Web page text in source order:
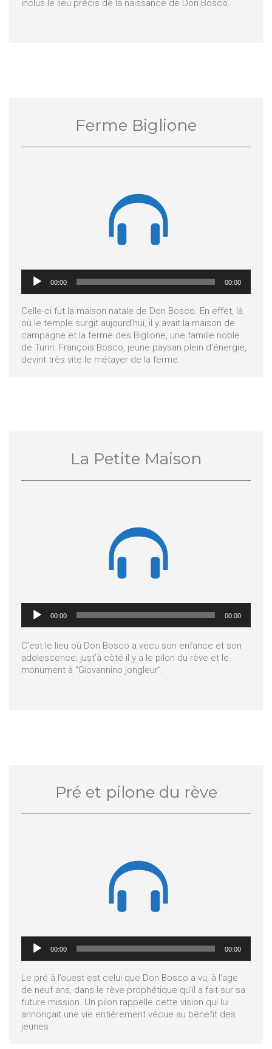
inclus le lieu précis de la naissance de Don Bosco.
Ferme Biglione

Lecteur
audio
00:00 00:00
Celle-ci fut la maison natale de Don Bosco. En effet, là
où le temple surgit aujourd’hui, il y avait la maison de
campagne et la ferme des Biglione, une famille noble
de Turin. François Bosco, jeune paysan plein d’énergie,
devint très vite le métayer de la ferme.
La Petite Maison

Lecteur
audio
00:00 00:00
C’est le lieu où Don Bosco a vecu son enfance et son
adolescence; just’à còté il y a le pilon du rève et le
monument à “Giovannino jongleur”.
Pré et pilone du rève

Lecteur
audio
00:00 00:00
Le pré à l’ouest est celui que Don Bosco a vu, à l’age
de neuf ans, dans le rève prophétique qu’il a fait sur sa
future mission. Un pilon rappelle cette vision qui lui
annonçait une vie entièrement vécue au bénefit des
jeunes.